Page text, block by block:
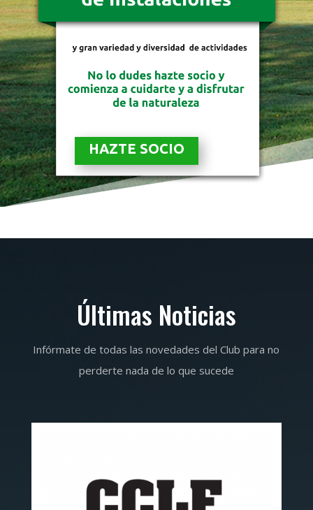
HAZTE SOCIO
Últimas Noticias
Infórmate de todas las novedades del Club para no
perderte nada de lo que sucede